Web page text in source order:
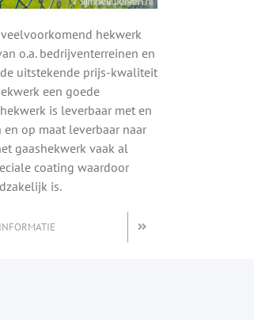
hekwerk
o.a. bedrijventerreinen en
uitstekende prijs-kwaliteit
een goede
is leverbaar met en
op maat leverbaar naar
gaashekwerk vaak al
coating waardoor
is.